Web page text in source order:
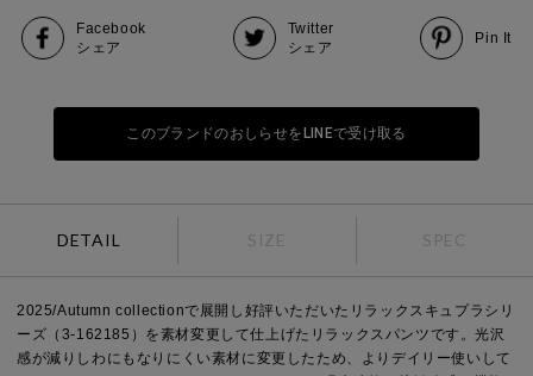
Facebook
シェア
Twitter
シェア
Pin It
このブランドのおしらせをLINEで受け取る
DETAIL SIZE SPEC
2025/Autumn collectionで展開し好評いただいたリラックスキュプラシリ
ーズ（3-162185）を素材変更して仕上げたリラックスパンツです。光沢
感が減りしわにもなりにくい素材に変更したため、よりデイリー使いして